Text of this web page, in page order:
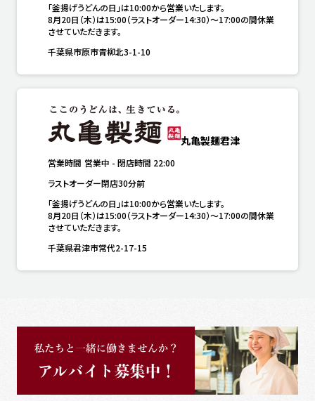
「釜揚げうどんの日」は10:00から営業いたします。
8月20日（木）は15:00（ラストオーダー14:30）～17:00の間休業
させていただきます。
千葉県市原市青柳北3-1-10
丸亀製麺君津
営業時間 営業中 - 閉店時間 22:00
ラストオーダー閉店30分前
「釜揚げうどんの日」は10:00から営業いたします。
8月20日（木）は15:00（ラストオーダー14:30）～17:00の間休業
させていただきます。
千葉県君津市常代2-17-15